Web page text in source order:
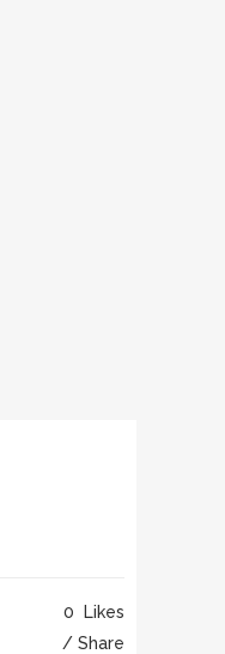
0
Likes
Share